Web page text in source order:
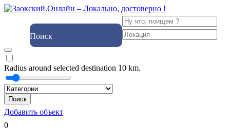
Поиск
Radius around selected destination 10 km.
Поиск
Добавить объект
0